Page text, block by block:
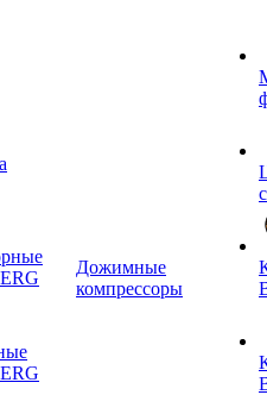
Дожимные
компрессоры